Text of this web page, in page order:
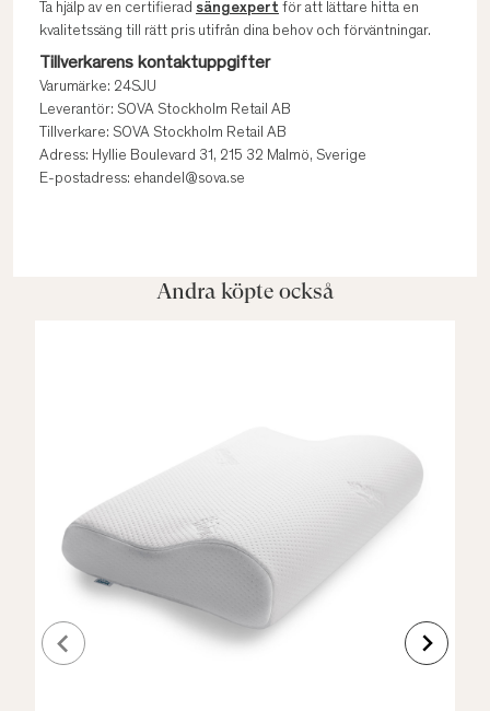
Ta hjälp av en certifierad sängexpert för att lättare hitta en
kvalitetssäng till rätt pris utifrån dina behov och förväntningar.
Tillverkarens kontaktuppgifter
Varumärke: 24SJU
Leverantör: SOVA Stockholm Retail AB
Tillverkare: SOVA Stockholm Retail AB
Adress: Hyllie Boulevard 31, 215 32 Malmö, Sverige
E-postadress: ehandel@sova.se
Andra köpte också